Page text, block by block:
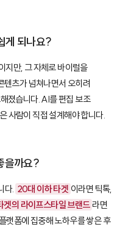
게 되나요?
지만, 그 자체로 바이럴을
츠가 넘쳐나면서 오히려
졌습니다. AI를 편집 보조
사람이 직접 설계해야 합니다.
을까요?
다. 20대 이하 타겟 이라면 틱톡,
겟의 라이프스타일 브랜드 라면
랫폼에 집중해 노하우를 쌓은 후